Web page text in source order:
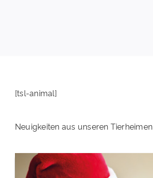
[tsl-animal]
Neuigkeiten aus unseren Tierheimen